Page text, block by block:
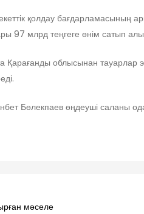
қолдау бағдарламасының
97 млрд теңгеге өнім сатып
Қарағанды облысынан
Бөлекпаев өңдеуші саланы
мәселе